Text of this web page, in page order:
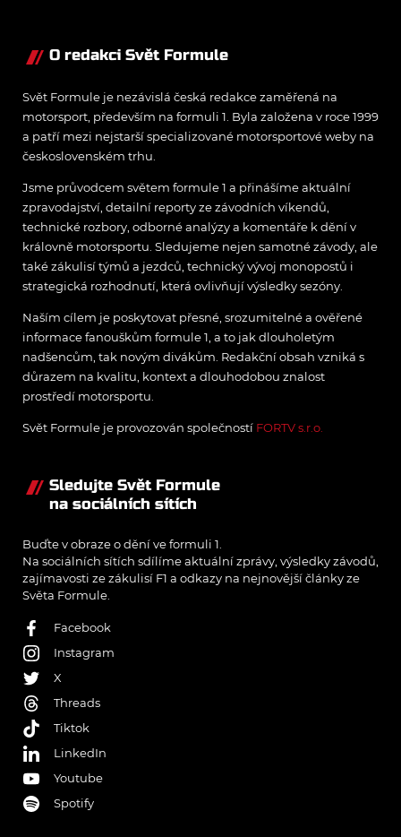
O redakci Svět Formule
Svět Formule je nezávislá česká redakce zaměřená na
motorsport, především na formuli 1. Byla založena v roce 1999
a patří mezi nejstarší specializované motorsportové weby na
československém trhu.
Jsme průvodcem světem formule 1 a přinášíme aktuální
zpravodajství, detailní reporty ze závodních víkendů,
technické rozbory, odborné analýzy a komentáře k dění v
královně motorsportu. Sledujeme nejen samotné závody, ale
také zákulisí týmů a jezdců, technický vývoj monopostů i
strategická rozhodnutí, která ovlivňují výsledky sezóny.
Naším cílem je poskytovat přesné, srozumitelné a ověřené
informace fanouškům formule 1, a to jak dlouholetým
nadšencům, tak novým divákům. Redakční obsah vzniká s
důrazem na kvalitu, kontext a dlouhodobou znalost
prostředí motorsportu.
Svět Formule je provozován společností FORTV s.r.o.
Sledujte Svět Formule
na sociálních sítích
Buďte v obraze o dění ve formuli 1.
Na sociálních sítích sdílíme aktuální zprávy, výsledky závodů,
zajímavosti ze zákulisí F1 a odkazy na nejnovější články ze
Světa Formule.
Facebook
Instagram
X
Threads
Tiktok
LinkedIn
Youtube
Spotify